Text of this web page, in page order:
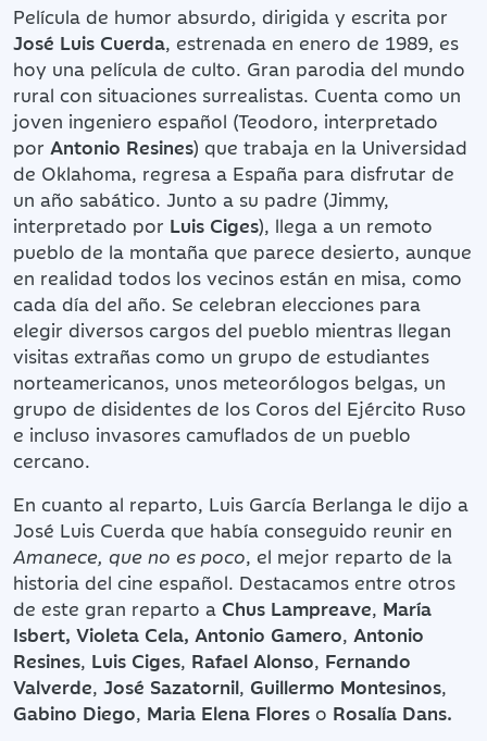
Película de humor absurdo, dirigida y escrita por
José Luis Cuerda, estrenada en enero de 1989, es
hoy una película de culto. Gran parodia del mundo
rural con situaciones surrealistas. Cuenta como un
joven ingeniero español (Teodoro, interpretado
por Antonio Resines) que trabaja en la Universidad
de Oklahoma, regresa a España para disfrutar de
un año sabático. Junto a su padre (Jimmy,
interpretado por Luis Ciges), llega a un remoto
pueblo de la montaña que parece desierto, aunque
en realidad todos los vecinos están en misa, como
cada día del año. Se celebran elecciones para
elegir diversos cargos del pueblo mientras llegan
visitas extrañas como un grupo de estudiantes
norteamericanos, unos meteorólogos belgas, un
grupo de disidentes de los Coros del Ejército Ruso
e incluso invasores camuflados de un pueblo
cercano.
En cuanto al reparto, Luis García Berlanga le dijo a
José Luis Cuerda que había conseguido reunir en
Amanece, que no es poco, el mejor reparto de la
historia del cine español. Destacamos entre otros
de este gran reparto a Chus Lampreave, María
Isbert, Violeta Cela, Antonio Gamero, Antonio
Resines, Luis Ciges, Rafael Alonso, Fernando
Valverde, José Sazatornil, Guillermo Montesinos,
Gabino Diego, Maria Elena Flores o Rosalía Dans.